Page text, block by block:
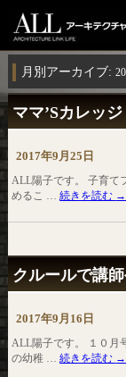
月別アーカイブ:
ママ’Sカレッ
2017年9月25日
ALL陽子です。 子育て
めるこ …続きを読む →
クルールで講
2017年9月16日
ALL陽子です。 １０月
の幼稚 …続きを読む →